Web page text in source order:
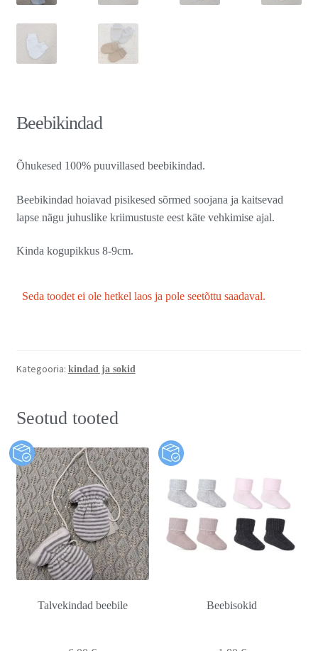
Beebikindad
Õhukesed 100% puuvillased beebikindad.
Beebikindad hoiavad pisikesed sõrmed soojana ja kaitsevad
lapse nägu juhuslike kriimustuste eest käte vehkimise ajal.
Kinda kogupikkus 8-9cm.
Seda toodet ei ole hetkel laos ja pole seetõttu saadaval.
Kategooria: kindad ja sokid
Seotud tooted
Talvekindad beebile Beebisokid